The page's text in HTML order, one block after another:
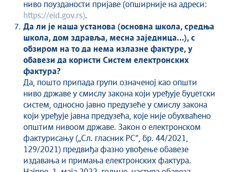
ниво поузданости пријаве (опширније на адреси:
https://eid.gov.rs).
Да ли је наша установа (основна школа, средња
школа, дом здравља, месна заједница…), с
обзиром на то да нема излазне фактуре, у
обавези да користи Систем електронских
фактура?
Да, пошто припада групи означеној као општи
ниво државе у смислу закона који уређује буџетски
систем, односно јавно предузеће у смислу закона
који уређује јавна предузећа, које није обухваћено
општим нивоом државе. Закон о електронском
фактурисању („Сл. гласник РС”, бр. 44/2021,
129/2021) предвиђа фазно увођење обавезе
издавања и примања електронских фактура.